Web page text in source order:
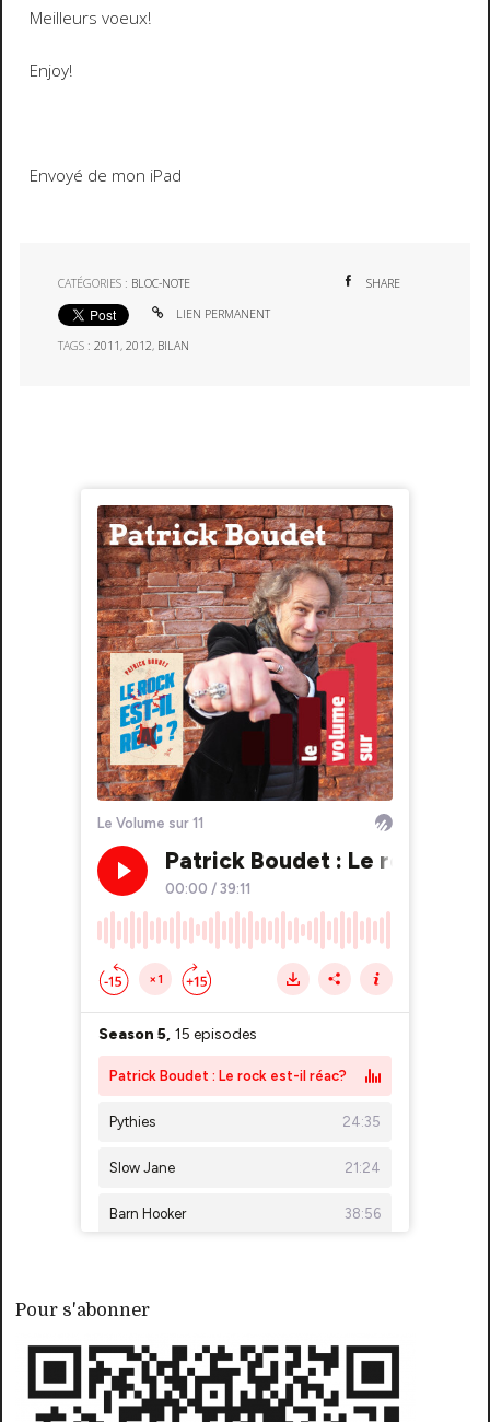
Pour s'abonner
Meilleurs voeux!
Enjoy!
Envoyé de mon iPad
CATÉGORIES : BLOC-NOTE SHARE
LIEN PERMANENT
TAGS :2011,2012, BILAN